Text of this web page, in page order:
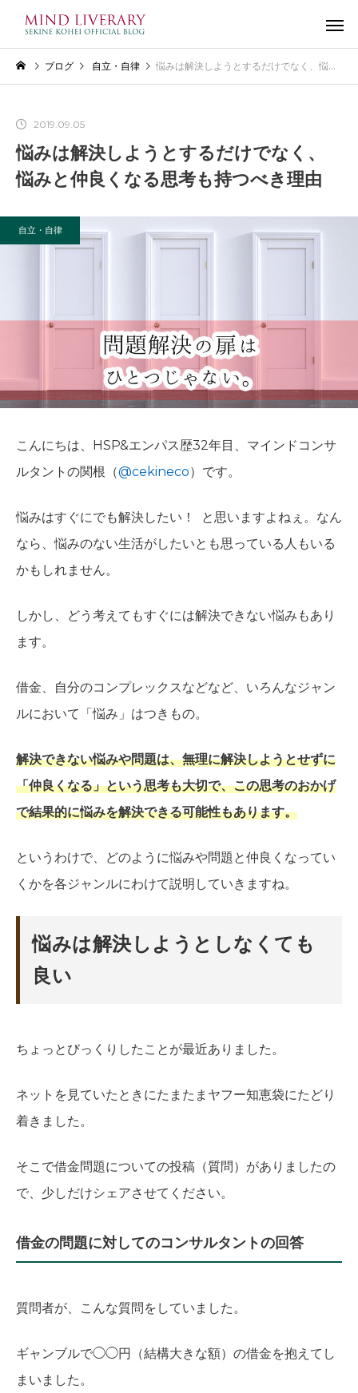
ブログ 自立・自律 悩みは解決しようとするだけでなく、悩みと仲良くなる思考も持つべき理由
2019.09.05
悩みは解決しようとするだけでなく、
悩みと仲良くなる思考も持つべき理由
自立・自律
こんにちは、HSP&エンパス歴32年目、マインドコンサ
ルタントの関根（@cekineco）です。
悩みはすぐにでも解決したい！ と思いますよねぇ。なん
なら、悩みのない生活がしたいとも思っている人もいる
かもしれません。
しかし、どう考えてもすぐには解決できない悩みもあり
ます。
借金、自分のコンプレックスなどなど、いろんなジャン
ルにおいて「悩み」はつきもの。
解決できない悩みや問題は、無理に解決しようとせずに
「仲良くなる」という思考も大切で、この思考のおかげ
で結果的に悩みを解決できる可能性もあります。
というわけで、どのように悩みや問題と仲良くなってい
くかを各ジャンルにわけて説明していきますね。
悩みは解決しようとしなくても
良い
ちょっとびっくりしたことが最近ありました。
ネットを見ていたときにたまたまヤフー知恵袋にたどり
着きました。
そこで借金問題についての投稿（質問）がありましたの
で、少しだけシェアさせてください。
借金の問題に対してのコンサルタントの回答
質問者が、こんな質問をしていました。
ギャンブルで◯◯円（結構大きな額）の借金を抱えてし
まいました。